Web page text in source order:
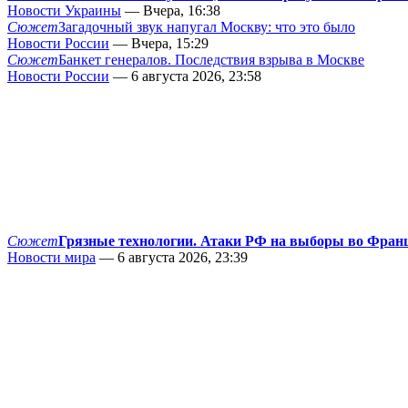
Новости Украины — Вчера, 16:38
СюжетЗагадочный звук напугал Москву: что это было
Новости России — Вчера, 15:29
СюжетБанкет генералов. Последствия взрыва в Москве
Новости России — 6 августа 2026, 23:58
СюжетГрязные технологии. Атаки РФ на выборы во
Новости мира — 6 августа 2026, 23:39